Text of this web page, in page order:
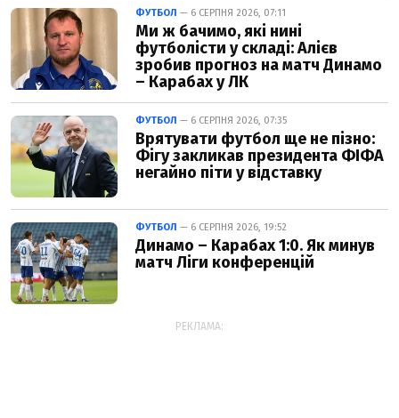
ФУТБОЛ — 6 СЕРПНЯ 2026, 07:11
Ми ж бачимо, які нині
футболісти у складі: Алієв
зробив прогноз на матч Динамо
– Карабах у ЛК
ФУТБОЛ — 6 СЕРПНЯ 2026, 07:35
Врятувати футбол ще не пізно:
Фігу закликав президента ФІФА
негайно піти у відставку
ФУТБОЛ — 6 СЕРПНЯ 2026, 19:52
Динамо – Карабах 1:0. Як минув
матч Ліги конференцій
РЕКЛАМА: